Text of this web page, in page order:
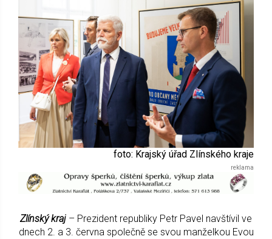
foto: Krajský úřad Zlínského kraje
Zlínský kraj – Prezident republiky Petr Pavel navštívil ve
dnech 2. a 3. června společně se svou manželkou Evou